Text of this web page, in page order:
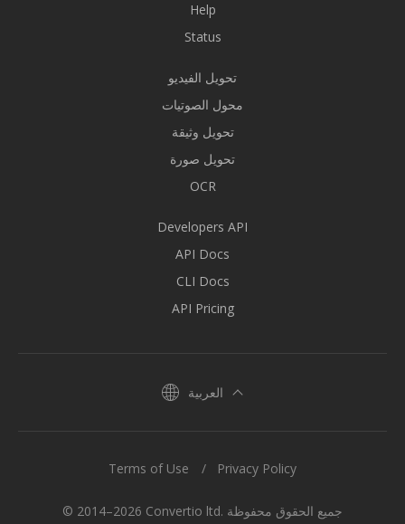
Help
Status
تحويل الفيديو
محول الصوتيات
تحويل وثيقة
تحويل صورة
OCR
Developers API
API Docs
CLI Docs
API Pricing
العربية
© 2014–2026 Convertio ltd. جميع الحقوق محفوظة
Terms of Use Privacy Policy